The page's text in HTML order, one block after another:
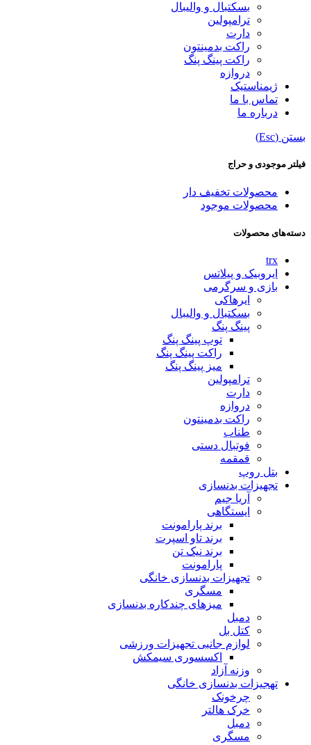
بسکتبال و والیبال
ترامپولین
دارت
راکت بدمینتون
راکت پینگ پنگ
دروازه
ژیمناستیک
تماس با ما
درباره ما
بستن (Esc)
فیلتر موجودی و حراج
محصولات تخفیف دار
محصولات موجود
دسته‌های محصولات
trx
ایروبیک و پیلاتس
بازی و سرگرمی
ایرهاکی
بسکتبال و والیبال
پینگ پنگ
توپ پینگ پنگ
راکت پینگ پنگ
میز پینگ پنگ
ترامپولین
دارت
دروازه
راکت بدمینتون
طناب
فوتبال دستی
قمقمه
بتل روپ
تجهیزات بدنسازی
آریا جیم
ایستگاهی
برند پارامونت
برند تاو اسپرت
برند نیک تن
پارامونت
تجهیزات بدنسازی خانگی
مسگری
میزهای چندکاره بدنسازی
دمبل
کتل بل
لوازم جانبی تجهیزات ورزشی
اکسسوری سیمکش
وزنه آزاد
تهجیزات بدنسازی خانگی
چرخونک
خرک هالتر
دمبل
مسگری